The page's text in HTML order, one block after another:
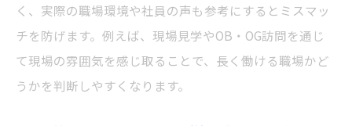
現場作業員求人の転職活動で意識すべき点
転職成功に導く千葉県の現場作業員求人活
用法
く、実際の職場環境や社員の声も参考にするとミスマッ
チを防げます。例えば、現場見学やOB・OG訪問を通じ
て現場の雰囲気を感じ取ることで、長く働ける職場かど
うかを判断しやすくなります。